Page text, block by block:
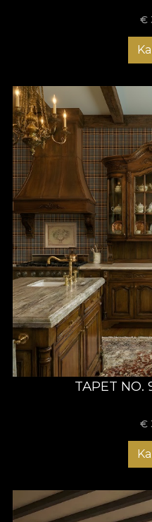
€
TAPET NO.
€